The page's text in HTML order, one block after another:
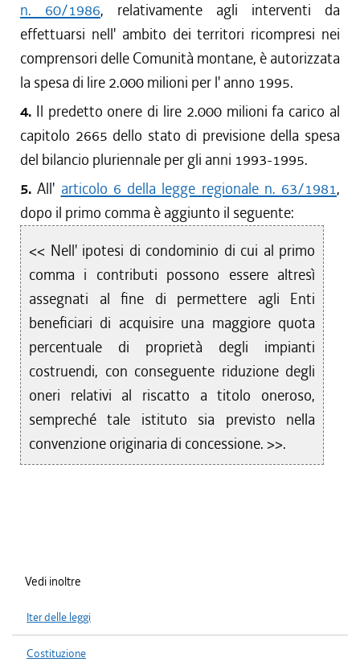
n. 60/1986, relativamente agli interventi da
effettuarsi nell' ambito dei territori ricompresi nei
comprensori delle Comunità montane, è autorizzata
la spesa di lire 2.000 milioni per l' anno 1995.
4. Il predetto onere di lire 2.000 milioni fa carico al
capitolo 2665 dello stato di previsione della spesa
del bilancio pluriennale per gli anni 1993-1995.
5. All' articolo 6 della legge regionale n. 63/1981,
dopo il primo comma è aggiunto il seguente:
<< Nell' ipotesi di condominio di cui al primo
comma i contributi possono essere altresì
assegnati al fine di permettere agli Enti
beneficiari di acquisire una maggiore quota
percentuale di proprietà degli impianti
costruendi, con conseguente riduzione degli
oneri relativi al riscatto a titolo oneroso,
sempreché tale istituto sia previsto nella
convenzione originaria di concessione. >>.
Vedi inoltre
Iter delle leggi
Costituzione